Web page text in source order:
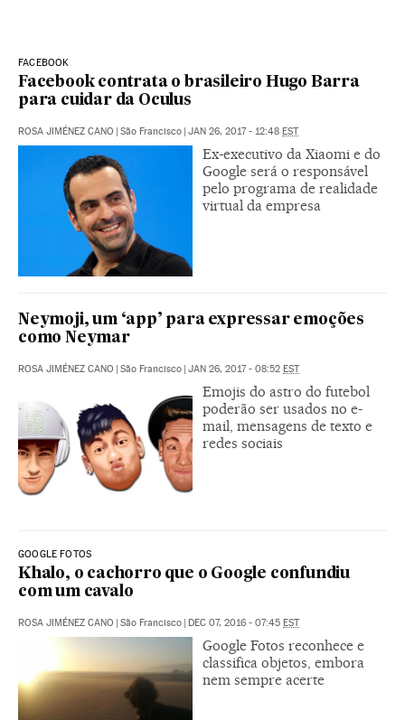
FACEBOOK
Facebook contrata o brasileiro Hugo Barra
para cuidar da Oculus
ROSA JIMÉNEZ CANO | São Francisco | JAN 26, 2017 - 12:48 EST
Ex-executivo da Xiaomi e do
Google será o responsável
pelo programa de realidade
virtual da empresa
Neymoji, um ‘app’ para expressar emoções
como Neymar
ROSA JIMÉNEZ CANO | São Francisco | JAN 26, 2017 - 08:52 EST
Emojis do astro do futebol
poderão ser usados no e-
mail, mensagens de texto e
redes sociais
GOOGLE FOTOS
Khalo, o cachorro que o Google confundiu
com um cavalo
ROSA JIMÉNEZ CANO | São Francisco | DEC 07, 2016 - 07:45 EST
Google Fotos reconhece e
classifica objetos, embora
nem sempre acerte